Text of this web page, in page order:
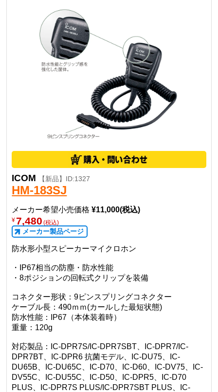
ICOM 【新品】ID:1327
HM-183SJ
メーカー希望小売価格¥11,000(税込)
¥7,480 (税込)
メーカー製品ページ
防水形小型スピーカーマイクロホン
・IP67相当の防塵・防水性能
・8ポジションの回転式クリップを装備
コネクター形状：9ピンスプリングコネクター
ケーブル長：490ｍｍ(カールした最短状態)
防水性能：IP67（本体装着時）
重量：120g
対応製品：IC-DPR7S/IC-DPR7SBT、IC-DPR7/IC-
DPR7BT、IC-DPR6 抗菌モデル、IC-DU75、IC-
DU65B、IC-DU65C、IC-D70、IC-D60、IC-DV75、IC-
DV55C、IC-DU55C、IC-D50、IC-DPR5、IC-D70
PLUS、IC-DPR7S PLUS/IC-DPR7SBT PLUS、IC-